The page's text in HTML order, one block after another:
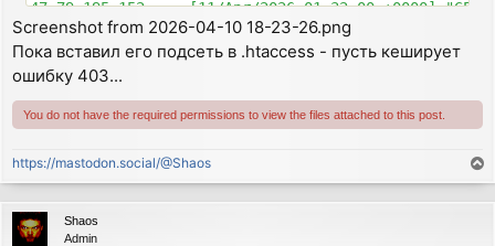
47.79.195.152 - - [11/Apr/2026:01:32:00 +0000] "GET
Screenshot from 2026-04-10 18-23-26.png
Пока вставил его подсеть в .htaccess - пусть кеширует
ошибку 403...
You do not have the required permissions to view the files attached to this post.
https://mastodon.social/@Shaos
o
p
Shaos
Admin